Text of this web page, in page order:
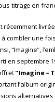
titrage en
récemment
combler une
“Imagine”,
en septembre
“Imagine –
l’album